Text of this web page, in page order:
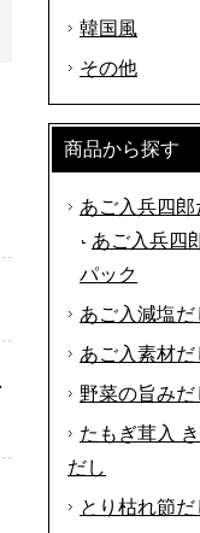
韓国風
その他
商品から探す
あご入兵四郎
あご入兵四
パック
あご入減塩だ
あご入素材だ
野菜の旨みだ
たもぎ茸入
だし
とり枯れ節だ